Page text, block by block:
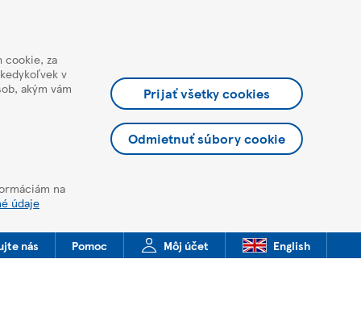
cookie, za
v
akým vám
na
údaje
Prijať všetky cookies
Odmietnuť súbory cookie
nás Pomoc Môj účet English